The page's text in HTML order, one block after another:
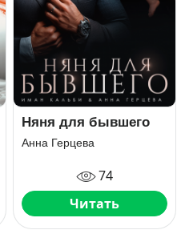
Няня для бывшего
Анна Герцева
74
Читать